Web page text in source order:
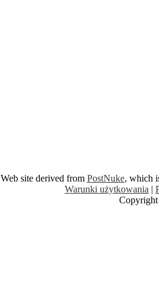
Web site derived from PostNuke, which
Warunki użytkowania |